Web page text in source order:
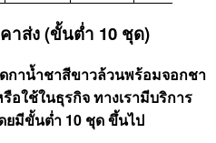
าส่ง (ขั้นต่ำ 10 ชุด)
กาน้ำชาสีขาวล้วนพร้อมจอกชา
อใช้ในธุรกิจ ทางเรามีบริการ
ยมีขั้นต่ำ 10 ชุด ขึ้นไป